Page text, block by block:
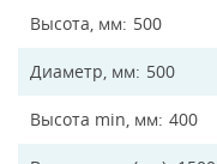
Высота, мм 500
Диаметр, мм 500
Высота min, мм 400